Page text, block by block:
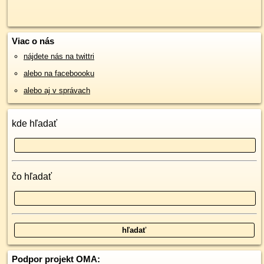
Viac o nás
nájdete nás na twittri
alebo na faceboooku
alebo aj v správach
kde hľadať
čo hľadať
Podpor projekt OMA: